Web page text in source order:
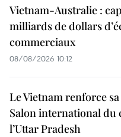
Vietnam-Australie :
milliards de dollars
commerciaux
08/08/2026 10:12
Le Vietnam renforce
Salon international du
l’Uttar Pradesh